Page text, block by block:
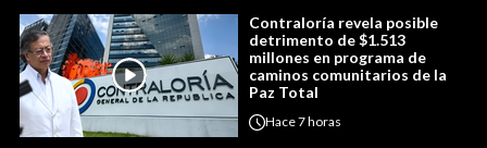
Contraloría revela posible
detrimento de $1.513
millones en programa de
caminos comunitarios de la
Paz Total
Hace7 horas